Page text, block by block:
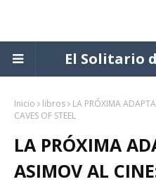
El Solitario
Inicio libros
LA PRÓXIMA
CAVES OF STEEL
LA PRÓXIMA
ASIMOV AL